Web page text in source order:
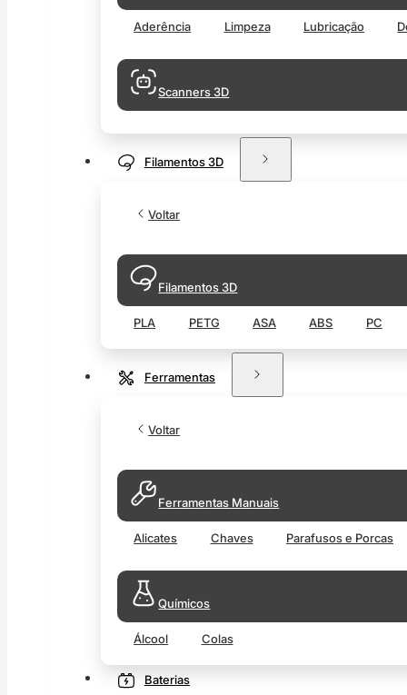
Aderência Limpeza Lubricação
Scanners 3D
Filamentos 3D
Voltar
Filamentos 3D
PLA PETG ASA ABS PC
Ferramentas
Voltar
Ferramentas Manuais
Alicates Chaves Parafusos e Porcas
Químicos
Álcool Colas
Baterias